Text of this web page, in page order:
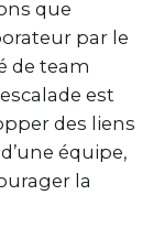
que
par le
de team
est
des liens
équipe,
la